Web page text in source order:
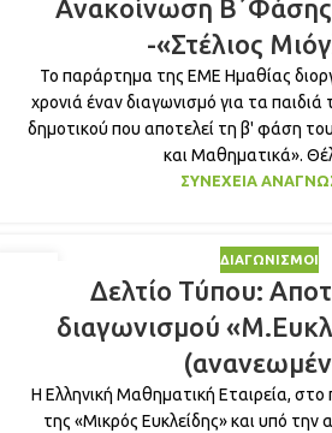
Ανακoίνωση
-«Στέλιος
Το παράρτημα της ΕΜΕ Ημαθίας
χρονιά έναν διαγωνισμό για τα
δημοτικού που αποτελεί τη β' φάση του
και Μαθηματικά».
ΣΥΝΈΧΕΙΑ
ΔΙΑΓΩΝΙΣΜΟΊ
Δελτίο Τύπου:
διαγωνισμού
Η Ελληνική Μαθηματική Εταιρεία, στο
της «Μικρός Ευκλείδης» και υπό την